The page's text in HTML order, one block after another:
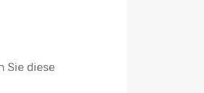
Sie diese